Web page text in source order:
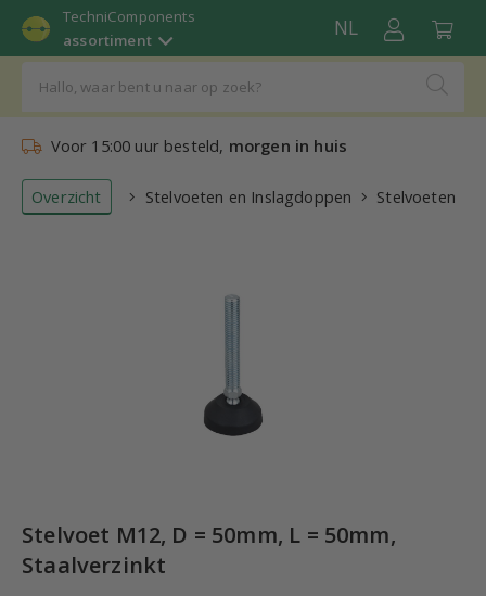
TechniComponents
assortiment
NL
Voor 15:00 uur besteld, morgen in huis
Overzicht Stelvoeten en Inslagdoppen Stelvoeten
Stelvoet M12, D = 50mm, L = 50mm,
Staalverzinkt